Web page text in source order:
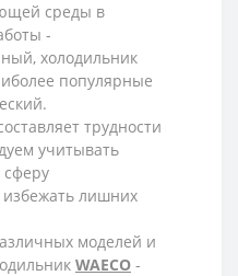
среды в
-
холодильник
популярные
трудности
учитывать
сферу
избежать лишних
моделей и
WAECO -